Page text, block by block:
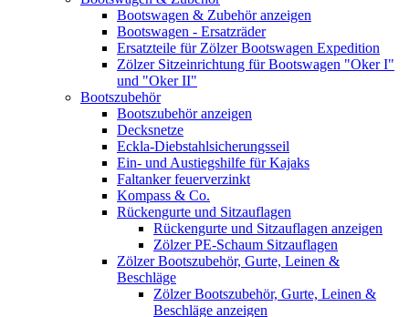
Bootswagen & Zubehör anzeigen
Bootswagen - Ersatzräder
Ersatzteile für Zölzer Bootswagen Expedition
Zölzer Sitzeinrichtung für Bootswagen "Oker I"
und "Oker II"
Bootszubehör
Bootszubehör anzeigen
Decksnetze
Eckla-Diebstahlsicherungsseil
Ein- und Austiegshilfe für Kajaks
Faltanker feuerverzinkt
Kompass & Co.
Rückengurte und Sitzauflagen
Rückengurte und Sitzauflagen anzeigen
Zölzer PE-Schaum Sitzauflagen
Zölzer Bootszubehör, Gurte, Leinen &
Beschläge
Zölzer Bootszubehör, Gurte, Leinen &
Beschläge anzeigen